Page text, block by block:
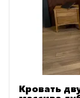
Кровать